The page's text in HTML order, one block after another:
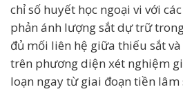
chỉ số huyết học ngoại vi với
phản ánh lượng sắt dự trữ
đủ mối liên hệ giữa thiếu sắt
trên phương diện xét nghiệm
loạn ngay từ giai đoạn tiền lâm